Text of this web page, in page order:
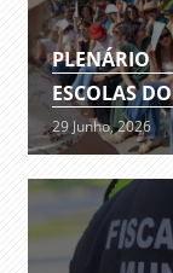
ESCOLAS
29 Junho, 2026